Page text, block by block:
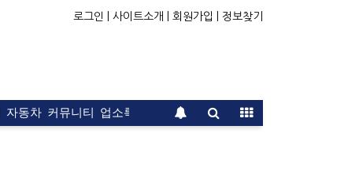
로그인 | 사이트소개 | 회원가입 | 정보찾기
자동차 커뮤니티 업소록 운전면허 문의 광고